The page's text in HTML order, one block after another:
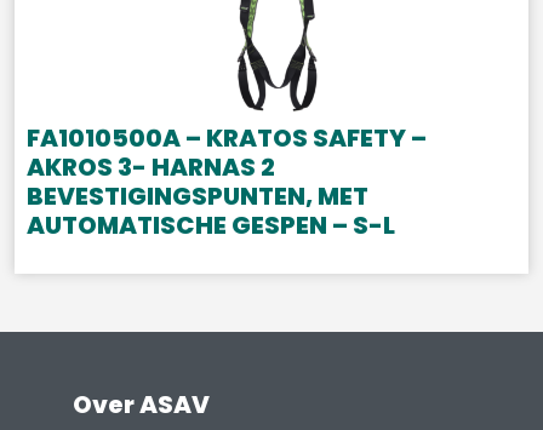
FA1010500A – KRATOS SAFETY –
AKROS 3- HARNAS 2
BEVESTIGINGSPUNTEN, MET
AUTOMATISCHE GESPEN – S-L
Over ASAV